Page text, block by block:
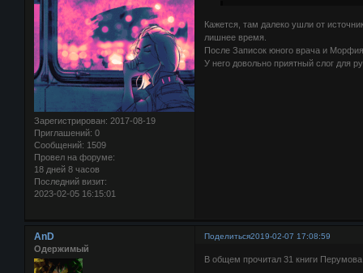
Зарегистрирован: 2017-08-19
Приглашений: 0
Сообщений: 1509
Провел на форуме:
18 дней 8 часов
Последний визит:
2023-02-05 16:15:01
Кажется, там далеко ушли от
лишнее время.
После Записок юного врача и
У него довольно приятный слог для
Поделиться2019-02-07 17:08:59
AnD
Одержимый
В общем прочитал 31 книги